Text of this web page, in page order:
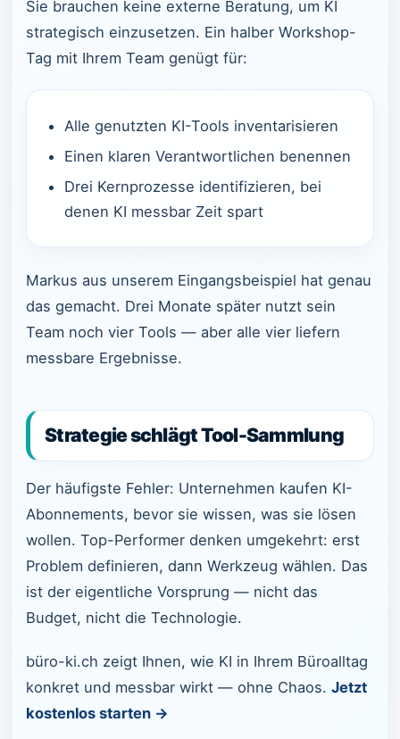
Sie brauchen keine externe Beratung, um KI
strategisch einzusetzen. Ein halber Workshop-
Tag mit Ihrem Team genügt für:
Alle genutzten KI-Tools inventarisieren
Einen klaren Verantwortlichen benennen
Drei Kernprozesse identifizieren, bei
denen KI messbar Zeit spart
Markus aus unserem Eingangsbeispiel hat genau
das gemacht. Drei Monate später nutzt sein
Team noch vier Tools — aber alle vier liefern
messbare Ergebnisse.
Strategie schlägt Tool-Sammlung
Der häufigste Fehler: Unternehmen kaufen KI-
Abonnements, bevor sie wissen, was sie lösen
wollen. Top-Performer denken umgekehrt: erst
Problem definieren, dann Werkzeug wählen. Das
ist der eigentliche Vorsprung — nicht das
Budget, nicht die Technologie.
büro-ki.ch zeigt Ihnen, wie KI in Ihrem Büroalltag
konkret und messbar wirkt — ohne Chaos. Jetzt
kostenlos starten →